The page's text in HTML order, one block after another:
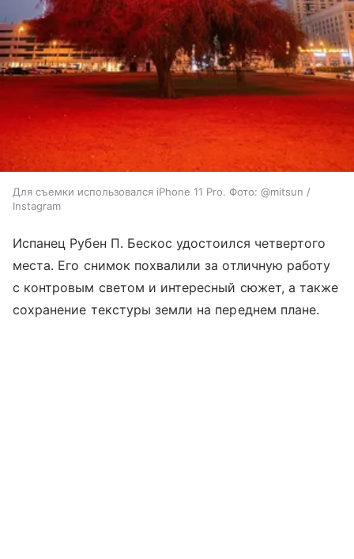
Для съемки использовался iPhone 11 Pro. Фото: @mitsun /
Instagram
Испанец Рубен П. Бескос удостоился четвертого
места. Его снимок похвалили за отличную работу
с контровым светом и интересный сюжет, а также
сохранение текстуры земли на переднем плане.